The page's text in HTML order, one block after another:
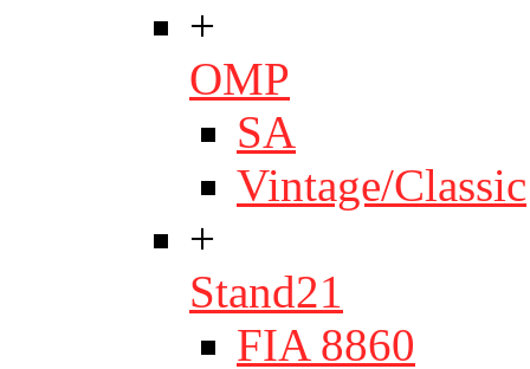
+
OMP
SA
Vintage/Classic
+
Stand21
FIA 8860